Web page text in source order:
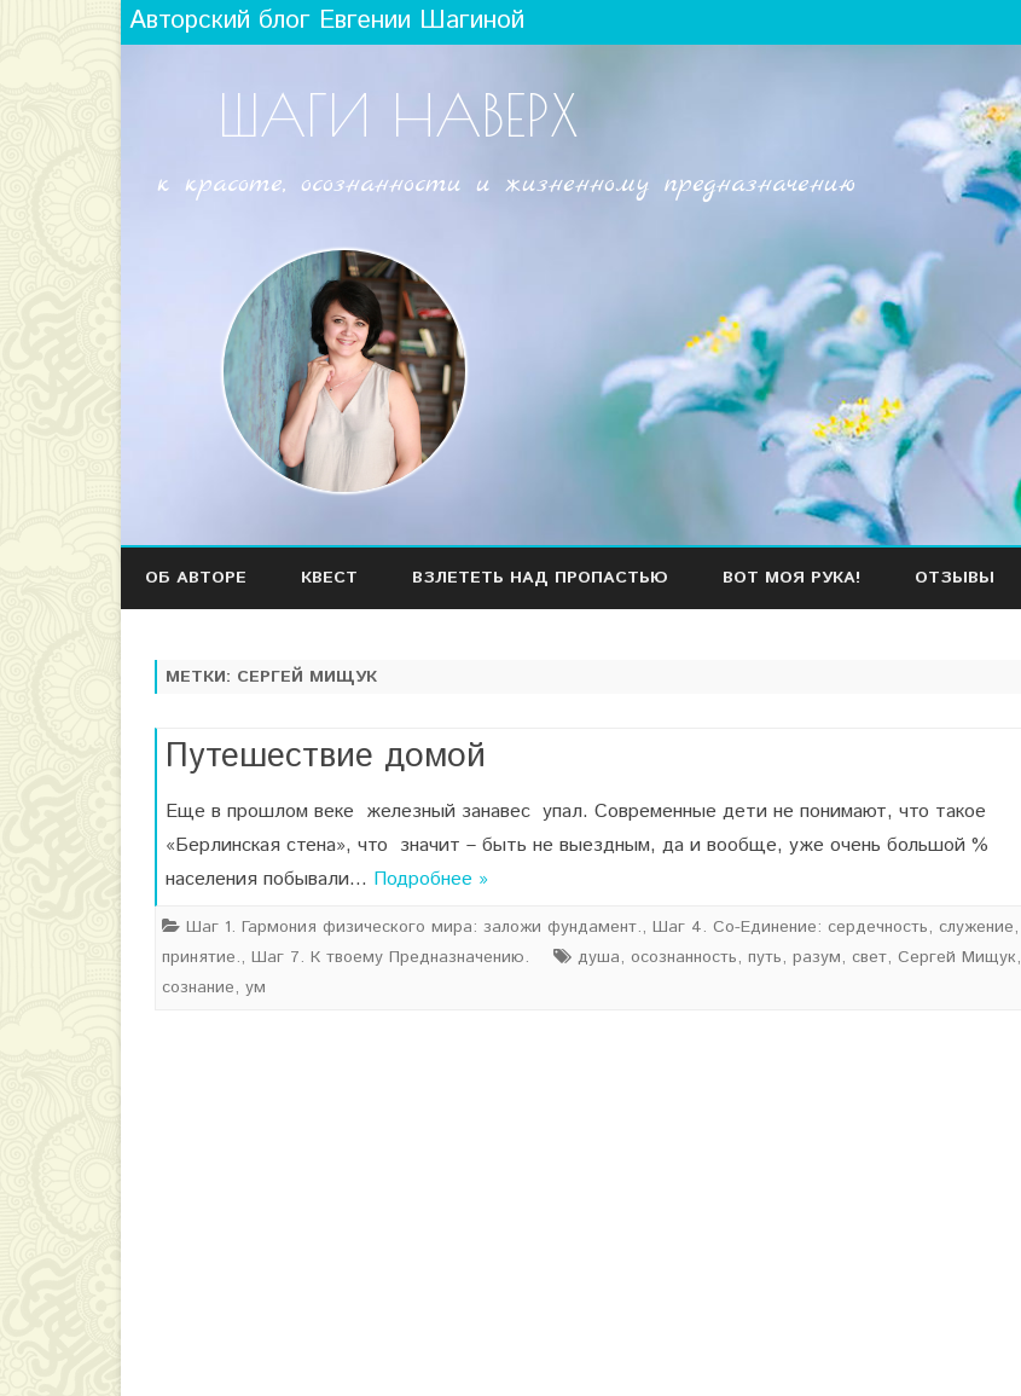
Авторский блог Евгении Шагиной
ШАГИ НАВЕРХ
к красоте, осознанности и жизненному предназначению
Наверх
ОБ АВТОРЕ КВЕСТ ВЗЛЕТЕТЬ НАД ПРОПАСТЬЮ ВОТ МОЯ РУКА! ОТЗЫВЫ
МЕТКИ: СЕРГЕЙ МИЩУК
Путешествие домой
Еще в прошлом веке железный занавес упал. Современные дети не понимают, что такое
«Берлинская стена», что значит – быть не выездным, да и вообще, уже очень большой %
населения побывали… Подробнее »
Шаг 1. Гармония физического мира: заложи фундамент., Шаг 4. Со-Единение: сердечность, служение,
принятие., Шаг 7. К твоему Предназначению. душа, осознанность, путь, разум, свет, Сергей Мищук,
сознание, ум